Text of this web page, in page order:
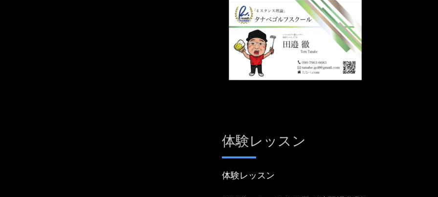
体験レッスン
体験レッスン